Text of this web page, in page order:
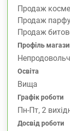
Продаж
Продаж
Продаж
Профіль
Освіта
Вища
Графік роботи
Пн-Пт, 2
Досвід роботи